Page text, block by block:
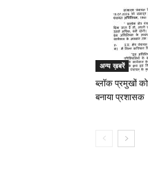
अन्य ख़बरें
ब्लॉक प्रमुखों को
बनाया प्रशासक